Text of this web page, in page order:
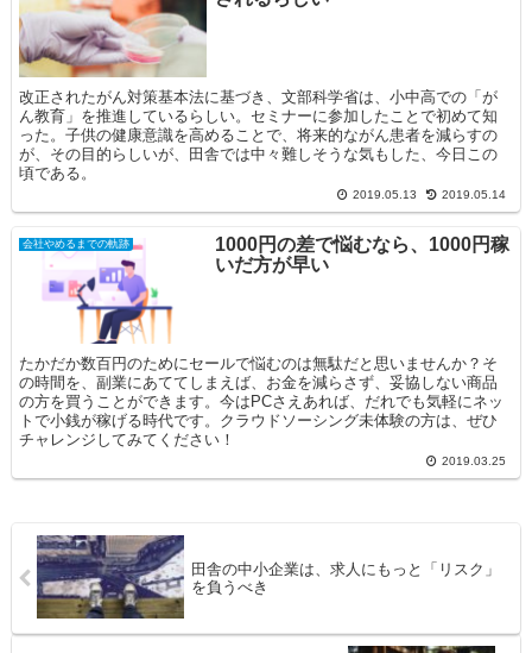
改正されたがん対策基本法に基づき、文部科学省は、小中高での「が
ん教育」を推進しているらしい。セミナーに参加したことで初めて知
った。子供の健康意識を高めることで、将来的ながん患者を減らすの
が、その目的らしいが、田舎では中々難しそうな気もした、今日この
頃である。
2019.05.13 2019.05.14
会社やめるまでの軌跡
1000円の差で悩むなら、1000円稼
いだ方が早い
たかだか数百円のためにセールで悩むのは無駄だと思いませんか？そ
の時間を、副業にあててしまえば、お金を減らさず、妥協しない商品
の方を買うことができます。今はPCさえあれば、だれでも気軽にネッ
トで小銭が稼げる時代です。クラウドソーシング未体験の方は、ぜひ
チャレンジしてみてください！
2019.03.25
田舎の中小企業は、求人にもっと「リスク」
を負うべき